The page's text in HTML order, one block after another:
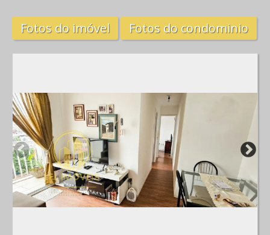
Fotos do imóvel Fotos do condominio